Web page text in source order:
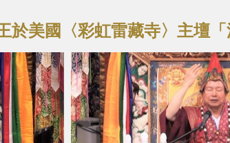
於美國〈彩虹雷藏寺〉主壇